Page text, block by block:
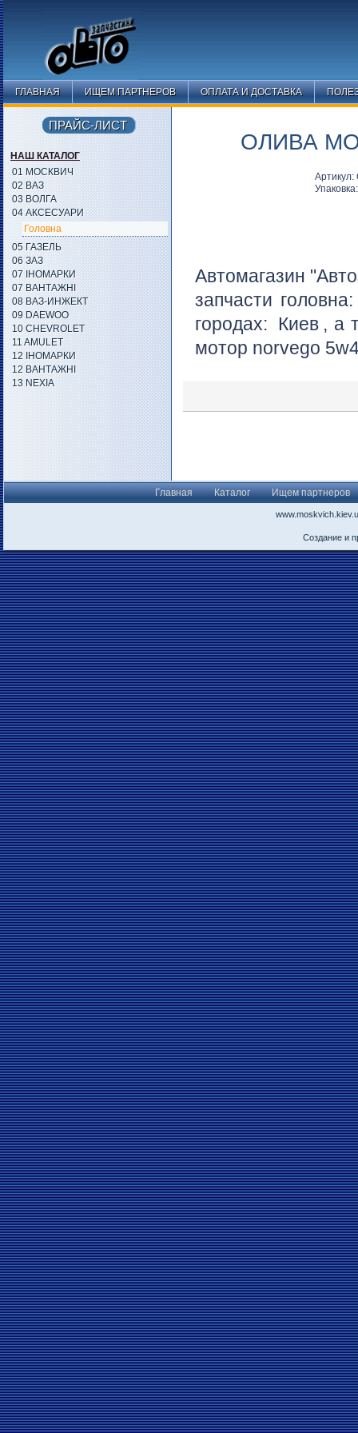
ГЛАВНАЯ ИЩЕМ ПАРТНЕРОВ ОПЛАТА И ДОСТАВКА
ОЛИВА
Автомагазин
запчасти
городах: Киев , а
мотор norvego
ПРАЙС-ЛИСТ
НАШ КАТАЛОГ
01 МОСКВИЧ
02 ВАЗ
03 ВОЛГА
04 АКСЕСУАРИ
Головна
05 ГАЗЕЛЬ
06 ЗАЗ
07 ІНОМАРКИ
07 ВАНТАЖНІ
08 ВАЗ-ИНЖЕКТ
09 DAEWOO
10 CHEVROLET
11 AMULET
12 ІНОМАРКИ
12 ВАНТАЖНІ
13 NEXIA
Главная Каталог Ищем партнеров
Создание и